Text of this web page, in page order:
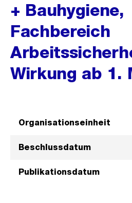
+ Bauhygiene,
Fachbereich
Wirkung ab 1.
Organisationseinheit
Beschlussdatum
Publikationsdatum